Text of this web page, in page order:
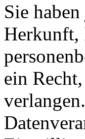
Sie
Herkunft,
ein